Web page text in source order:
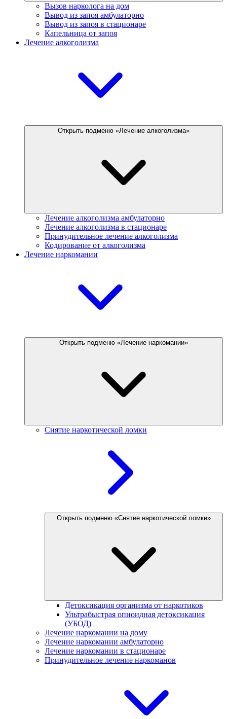
Вызов нарколога на дом
Вывод из запоя амбулаторно
Вывод из запоя в стационаре
Капельница от запоя
Лечение алкоголизма
Открыть подменю «Лечение алкоголизма»
Лечение алкоголизма амбулаторно
Лечение алкоголизма в стационаре
Принудительное лечение алкоголизма
Кодирование от алкоголизма
Лечение наркомании
Открыть подменю «Лечение наркомании»
Снятие наркотической ломки
Открыть подменю «Снятие наркотической ломки»
Детоксикация организма от наркотиков
Ультрабыстрая опиоидная детоксикация
(УБОД)
Лечение наркомании на дому
Лечение наркомании амбулаторно
Лечение наркомании в стационаре
Принудительное лечение наркоманов